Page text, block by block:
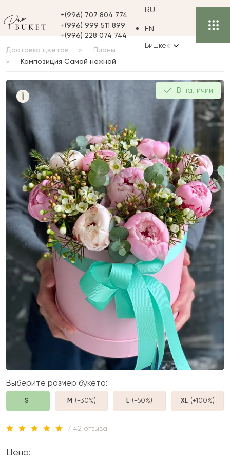
+(996) 707 804 774
+(996) 999 511 899
+(996) 228 074 744
RU
EN
Бишкек
Доставка цветов
Пионы
Композиция Самой нежной
i
Самой
В наличии
Выберите размер букета:
S M (+30%) L (+50%) XL (+100%)
/ 42 отзыва
Цена: